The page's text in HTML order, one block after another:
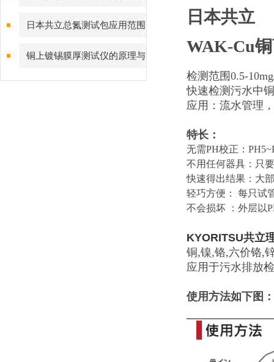
么的，没关系，看这里
日本共立总氮测试包应用范围
铜上镀锡膜厚测试仪的原理与
应用
日本共立
WAK-Cu
检测范围0.5-
快速检测污水中
应用：流水管理
特长：
无需PH校正：
不用任何器具：只
快速得出结果：大
轻巧方便： 每只试
不会损坏 ：外层以
KYORITSU共立
铜,镍,铬,六价铬,
应用于污水排放
使用方法如下图：